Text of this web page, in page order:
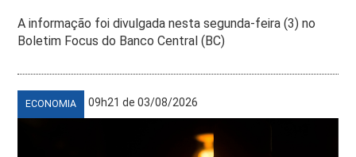
A informação foi divulgada nesta segunda-feira (3) no
Boletim Focus do Banco Central (BC)
ECONOMIA 09h21 de 03/08/2026